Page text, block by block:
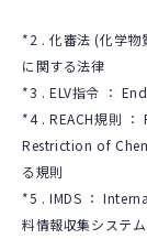
*2 . 化審法 (化学物
に関する法律
*3 . ELV指令 ：
*4 . REACH規則
Restriction of
る規則
*5 . IMDS ：
料情報収集システム